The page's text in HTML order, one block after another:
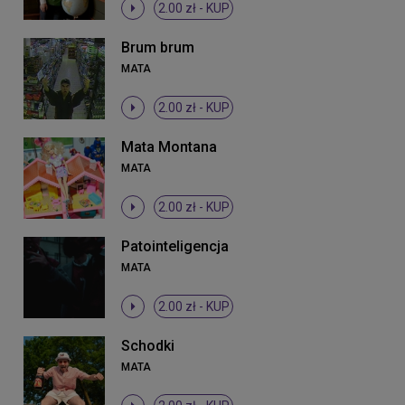
2.00 zł - KUP
Brum brum
MATA
2.00 zł - KUP
Mata Montana
MATA
2.00 zł - KUP
Patointeligencja
MATA
2.00 zł - KUP
Schodki
MATA